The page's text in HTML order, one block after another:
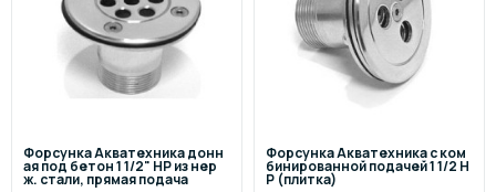
Форсунка Акватехника донн
ая под бетон 1 1/2" НР из нер
ж. стали, прямая подача
Форсунка Акватехника с ком
бинированной подачей 1 1/2 Н
Р (плитка)